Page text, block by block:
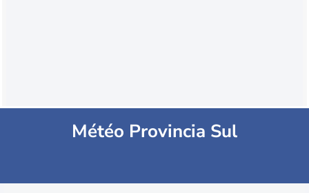
Météo Provincia Sul